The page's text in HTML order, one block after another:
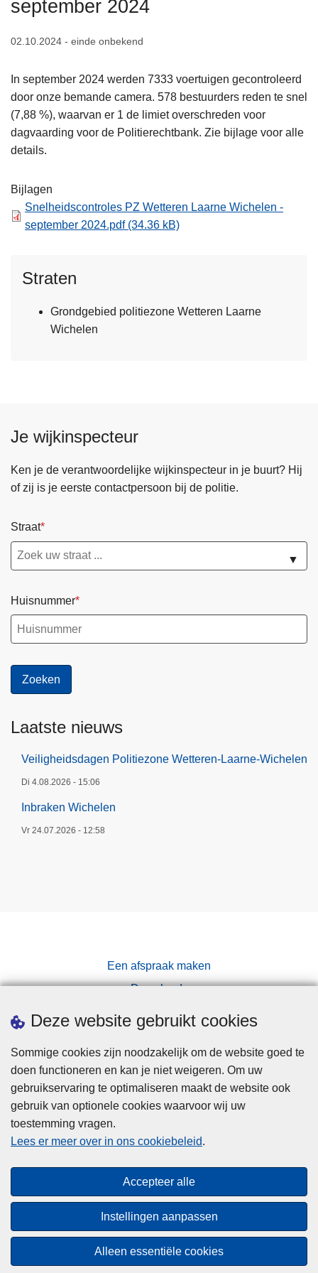
Deze website gebruikt cookies
Sommige cookies zijn noodzakelijk om de website goed te
doen functioneren en kan je niet weigeren. Om uw
gebruikservaring te optimaliseren maakt de website ook
gebruik van optionele cookies waarvoor wij uw
toestemming vragen.
Lees er meer over in ons cookiebeleid.
Accepteer alle
Instellingen aanpassen
Alleen essentiële cookies
september 2024
02.10.2024 - einde onbekend
In september 2024 werden 7333 voertuigen gecontroleerd
door onze bemande camera. 578 bestuurders reden te snel
(7,88 %), waarvan er 1 de limiet overschreden voor
dagvaarding voor de Politierechtbank. Zie bijlage voor alle
details.
Bijlagen
Snelheidscontroles PZ Wetteren Laarne Wichelen -
september 2024.pdf (34.36 kB)
Straten
Grondgebied politiezone Wetteren Laarne
Wichelen
Je wijkinspecteur
Ken je de verantwoordelijke wijkinspecteur in je buurt? Hij
of zij is je eerste contactpersoon bij de politie.
Straat
▼
Huisnummer
Laatste nieuws
Veiligheidsdagen Politiezone Wetteren-Laarne-Wichelen
Di 4.08.2026 - 15:06
Inbraken Wichelen
Vr 24.07.2026 - 12:58
Een afspraak maken
Downloads
Pers
Privacy
Toegankelijkheid
© 2026 Politie.be